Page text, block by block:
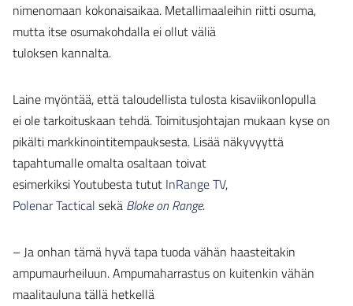
nimenomaan kokonaisaikaa. Metallimaaleihin riitti osuma,
mutta itse osumakohdalla ei ollut väliä
tuloksen kannalta.
Laine myöntää, että taloudellista tulosta kisaviikonlopulla
ei ole tarkoituskaan tehdä. Toimitusjohtajan mukaan kyse on
pikälti markkinointitempauksesta. Lisää näkyvyyttä
tapahtumalle omalta osaltaan toivat
esimerkiksi Youtubesta tutut InRange TV,
Polenar Tactical sekä Bloke on Range.
– Ja onhan tämä hyvä tapa tuoda vähän haasteitakin
ampumaurheiluun. Ampumaharrastus on kuitenkin vähän
maalitauluna tällä hetkellä